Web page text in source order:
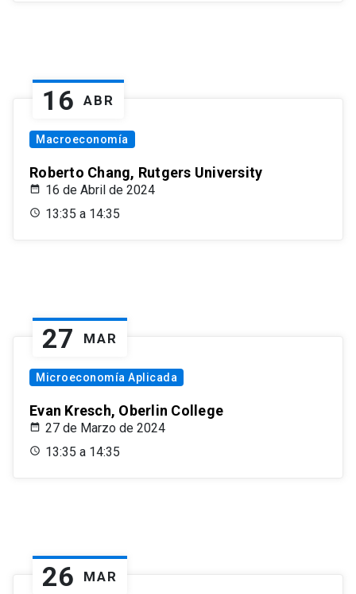
16 ABR
Macroeconomía
Roberto Chang, Rutgers University
16 de Abril de 2024
13:35 a 14:35
27 MAR
Microeconomía Aplicada
Evan Kresch, Oberlin College
27 de Marzo de 2024
13:35 a 14:35
26 MAR